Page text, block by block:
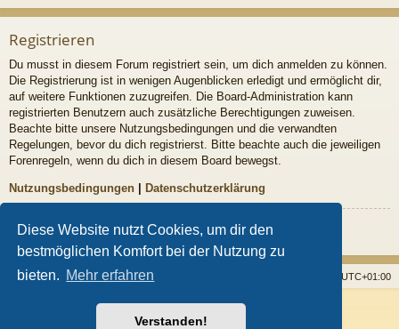
Diese Website nutzt Cookies, um dir den
bestmöglichen Komfort bei der Nutzung zu
bieten. Mehr erfahren
Verstanden!
Registrieren
Du musst in diesem Forum registriert sein, um dich anmelden zu können.
Die Registrierung ist in wenigen Augenblicken erledigt und ermöglicht dir,
auf weitere Funktionen zuzugreifen. Die Board-Administration kann
registrierten Benutzern auch zusätzliche Berechtigungen zuweisen.
Beachte bitte unsere Nutzungsbedingungen und die verwandten
Regelungen, bevor du dich registrierst. Bitte beachte auch die jeweiligen
Forenregeln, wenn du dich in diesem Board bewegst.
Nutzungsbedingungen Datenschutzerklärung
Registrieren
Startseite Foren UTC+01:00
Powered byphpBB® Forum Software © phpBB Limited
Arty- Aktualisieren phpBB 3.2 von MrGaby